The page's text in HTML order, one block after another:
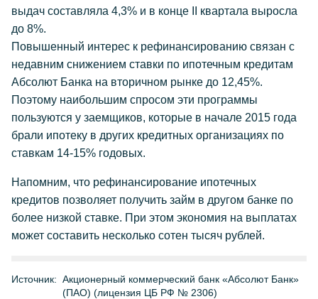
выдач составляла 4,3% и в конце II квартала выросла
до 8%.
Повышенный интерес к рефинансированию связан с
недавним снижением ставки по ипотечным кредитам
Абсолют Банка на вторичном рынке до 12,45%.
Поэтому наибольшим спросом эти программы
пользуются у заемщиков, которые в начале 2015 года
брали ипотеку в других кредитных организациях по
ставкам 14-15% годовых.
Напомним, что рефинансирование ипотечных
кредитов позволяет получить займ в другом банке по
более низкой ставке. При этом экономия на выплатах
может составить несколько сотен тысяч рублей.
Источник: Акционерный коммерческий банк «Абсолют Банк»
(ПАО) (лицензия ЦБ РФ № 2306)